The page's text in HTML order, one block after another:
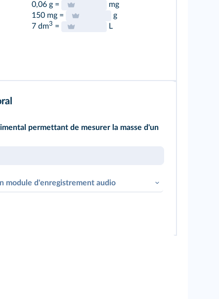
0,06 g =
mg
150 mg =
g
7 dm3 = L
permettant de mesurer la masse d'un
module d'enregistrement audio